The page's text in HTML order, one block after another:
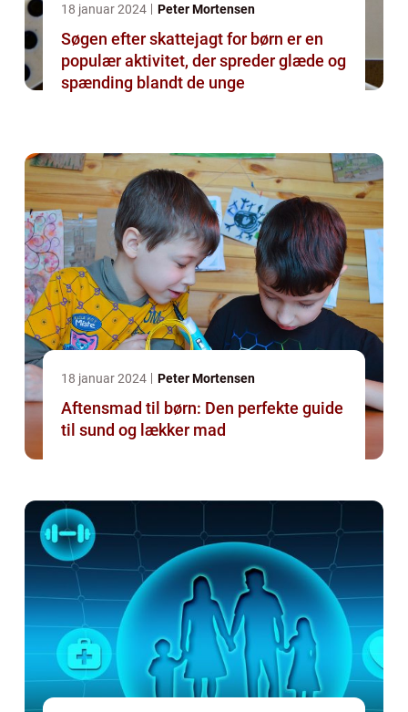
18 januar 2024 Peter Mortensen
Søgen efter skattejagt for børn er en
populær aktivitet, der spreder glæde og
spænding blandt de unge
18 januar 2024 Peter Mortensen
Aftensmad til børn: Den perfekte guide
til sund og lækker mad